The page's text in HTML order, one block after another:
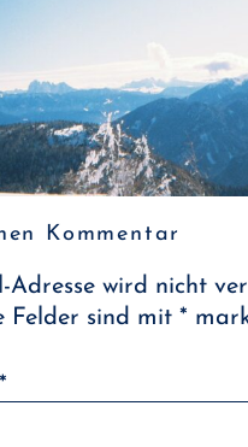
Kommentar
Adresse wird nicht
Felder sind mit *
*